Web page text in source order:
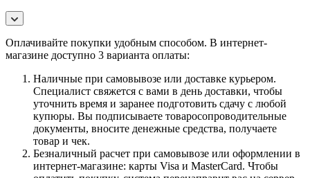
Оплачивайте покупки удобным способом. В интернет-
магазине доступно 3 варианта оплаты:
Наличные при самовывозе или доставке курьером.
Специалист свяжется с вами в день доставки, чтобы
уточнить время и заранее подготовить сдачу с любой
купюры. Вы подписываете товаросопроводительные
документы, вносите денежные средства, получаете
товар и чек.
Безналичный расчет при самовывозе или оформлении в
интернет-магазине: карты Visa и MasterCard. Чтобы